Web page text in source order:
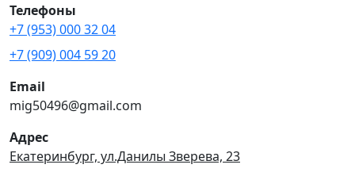
Телефоны
+7 (953) 000 32 04
+7 (909) 004 59 20
Email
mig50496@gmail.com
Адрес
Екатеринбург, ул.Данилы Зверева, 23